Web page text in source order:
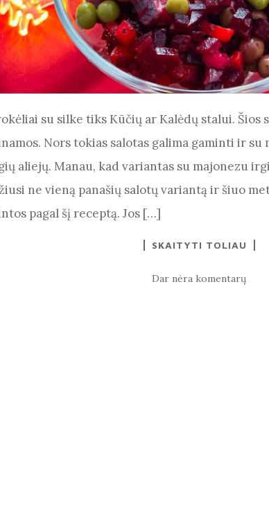
su silke tiks Kūčių ar Kalėdų stalui. Šios
Nors tokias salotas galima gaminti ir su
aliejų. Manau, kad variantas su majonezu
ne vieną panašių salotų variantą ir šiuo
pagal šį receptą. Jos […]
SKAITYTI TOLIAU
Dar nėra komentarų